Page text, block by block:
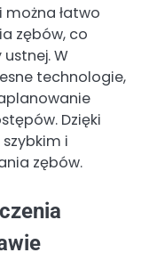
można łatwo
zębów, co
W
technologie,
Dzięki
i
zębów.